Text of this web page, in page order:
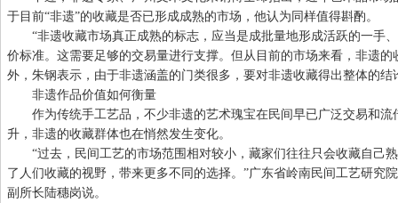
于目前“非遗”的收藏是否已形成成熟的市场，他认为同样值得斟酌。
“非遗收藏市场真正成熟的标志，应当是成批量地形成活跃的一手
价标准。这需要足够的交易量进行支撑。但从目前的市场来看，非遗
外，朱钢表示，由于非遗涵盖的门类很多，要对非遗收藏得出整体的结
非遗作品价值如何衡量
作为传统手工艺品，不少非遗的艺术瑰宝在民间早已广泛交易和流
升，非遗的收藏群体也在悄然发生变化。
“过去，民间工艺的市场范围相对较小，藏家们往往只会收藏自己熟
了人们收藏的视野，带来更多不同的选择。”广东省岭南民间工艺研究
副所长陆穗岗说。